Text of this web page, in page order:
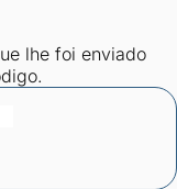
lhe foi enviado